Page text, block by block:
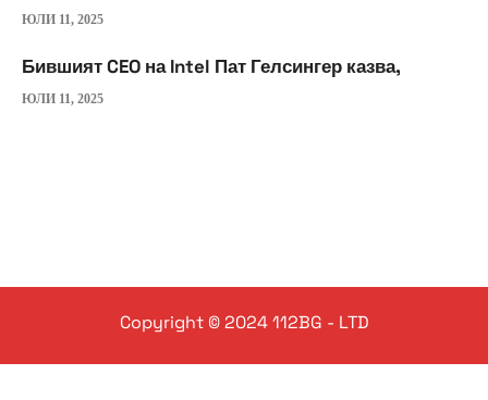
ЮЛИ 11, 2025
Бившият CEO на Intel Пат Гелсингер казва,
ЮЛИ 11, 2025
Copyright © 2024 112BG - LTD